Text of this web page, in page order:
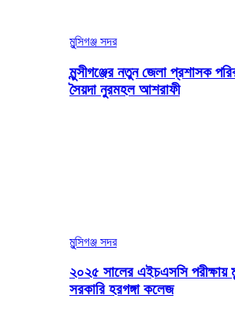
মুন্সিগঞ্জ সদর
মুন্সীগঞ্জের নতুন জেলা প্রশাসক
সৈয়দা নুরমহল আশরাফী
মুন্সিগঞ্জ সদর
২০২৫ সালের এইচএসসি পরীক্ষায়
সরকারি হরগঙ্গা কলেজ